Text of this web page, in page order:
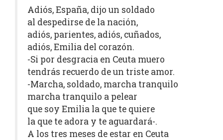
Adiós, España, dijo un soldado
al despedirse de la nación,
adiós, parientes, adiós, cuñados,
adiós, Emilia del corazón.
-Si por desgracia en Ceuta muero
tendrás recuerdo de un triste amor.
-Marcha, soldado, marcha tranquilo
marcha tranquilo a pelear
que soy Emilia la que te quiere
la que te adora y te aguardará-.
A los tres meses de estar en Ceuta